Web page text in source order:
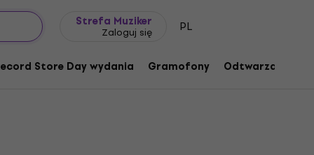
Strefa Muziker
Zaloguj się PL
Store Day wydania Gramofony Odtwarzacze